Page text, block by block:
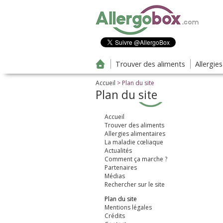
Trouver des aliments
Accueil > Plan du site
Plan du site
Accueil
Trouver des aliments
Allergies alimentaires
La maladie cœliaque
Actualités
Comment ça marche ?
Partenaires
Médias
Rechercher sur le site
Plan du site
Mentions légales
Crédits